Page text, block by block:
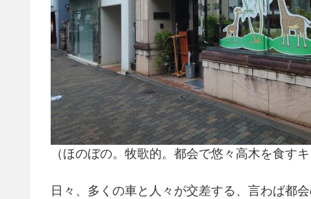
（ほのぼの。牧歌的。都会で悠々高木を食す
日々、多くの車と人々が交差する、言わば都